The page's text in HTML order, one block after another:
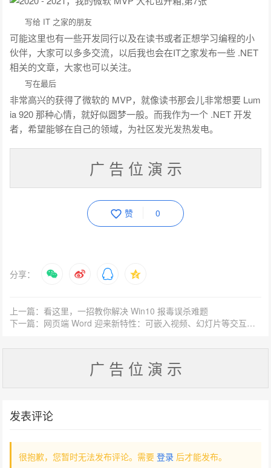
写给 IT 之家的朋友
可能这里也有一些开发同行以及在读书或者正想学习编程的小
伙伴，大家可以多多交流，以后我也会在IT之家发布一些 .NET
相关的文章，大家也可以关注。
写在最后
非常高兴的获得了微软的 MVP，就像读书那会儿非常想要 Lum
ia 920 那种心情，就好似圆梦一般。而我作为一个 .NET 开发
者，希望能够在自己的领域，为社区发光发热发电。
广 告 位 演 示
赞 0
分享：
上一篇：看这里，一招教你解决 Win10 报毒误杀难题
下一篇：网页端 Word 迎来新特性：可嵌入视频、幻灯片等交互式内容
广 告 位 演 示
发表评论
很抱歉，您暂时无法发布评论。需要登录 后才能发布。